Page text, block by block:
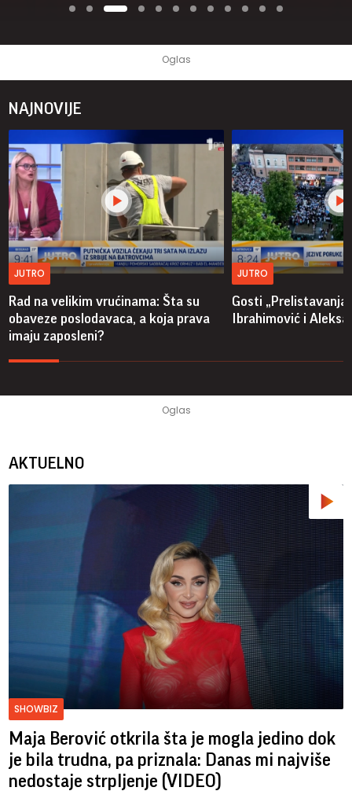
NAJNOVIJE
JUTRO
Rad na velikim vrućinama: Šta su
obaveze poslodavaca, a koja prava
imaju zaposleni?
JUTRO
Gosti
Ibrahimović i
AKTUELNO
SHOWBIZ
Maja Berović otkrila šta je mogla jedino dok
je bila trudna, pa priznala: Danas mi najviše
nedostaje strpljenje (VIDEO)